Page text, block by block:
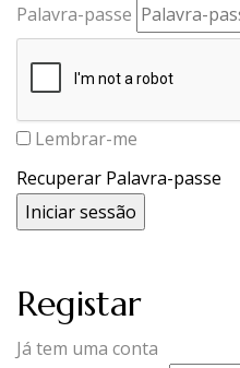
Palavra-passe
Lembrar-me
Recuperar Palavra-passe
Registar
Já tem uma conta